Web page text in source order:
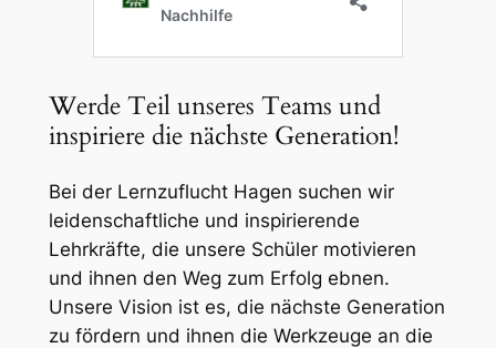
Werde Teil unseres Teams und
inspiriere die nächste Generation!
Bei der Lernzuflucht Hagen suchen wir
leidenschaftliche und inspirierende
Lehrkräfte, die unsere Schüler motivieren
und ihnen den Weg zum Erfolg ebnen.
Unsere Vision ist es, die nächste Generation
zu fördern und ihnen die Werkzeuge an die